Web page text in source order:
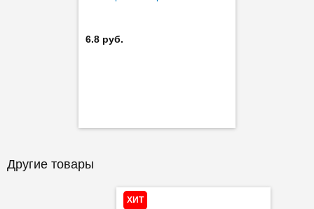
6.8 руб.
Другие товары
ХИТ